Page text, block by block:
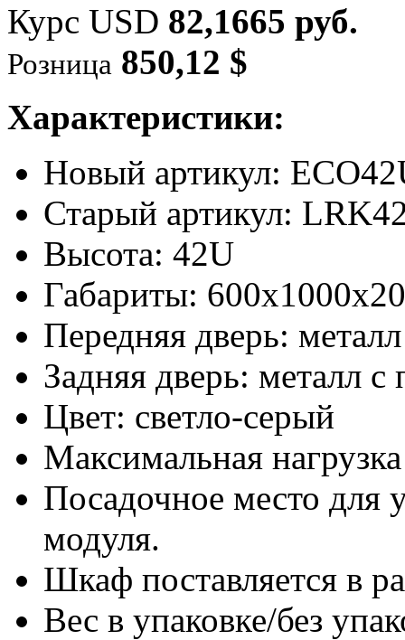
Курс USD 82,1665 руб.
Розница 850,12 $
Характеристики:
Новый артикул:
Старый артикул:
Высота: 42U
Габариты:
Передняя дверь:
Задняя дверь: металл
Цвет: светло-серый
Максимальная
Посадочное место для
модуля.
Шкаф поставляется в
Вес в упаковке/без